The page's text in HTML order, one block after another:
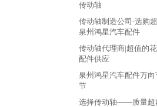
传动轴
传动轴制造公司-选购
泉州鸿星汽车配件
传动轴代理商|超值的
配件供应
泉州鸿星汽车配件万
节
选择传动轴——质量超